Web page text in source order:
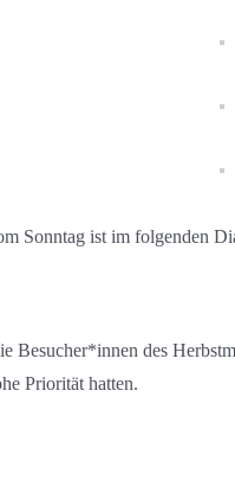
Sonntag ist im folgenden
Besucher*innen des
Priorität hatten.